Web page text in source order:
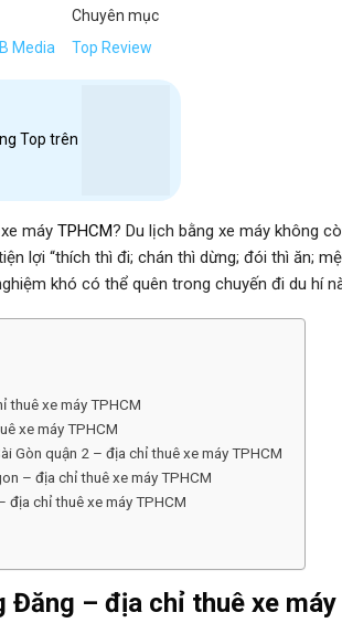
Media
Chuyên mục
Top Review
Top trên
máy TPHCM? Du lịch bằng xe máy không
lợi “thích thì đi; chán thì dừng; đói thì ăn;
khó có thể quên trong chuyến đi du hí
thuê xe máy TPHCM
xe máy TPHCM
Gòn quận 2 – địa chỉ thuê xe máy TPHCM
– địa chỉ thuê xe máy TPHCM
địa chỉ thuê xe máy TPHCM
Đăng – địa chỉ thuê xe máy